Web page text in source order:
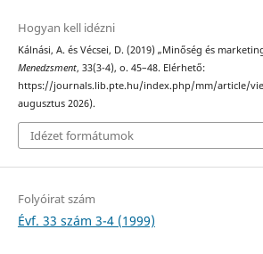
Hogyan kell idézni
Kálnási, A. és Vécsei, D. (2019) „Minőség és
Menedzsment, 33(3-4), o. 45–48. Elérhető:
https://journals.lib.pte.hu/index.php/mm/article/
augusztus 2026).
Idézet formátumok
Folyóirat szám
Évf. 33 szám 3-4 (1999)